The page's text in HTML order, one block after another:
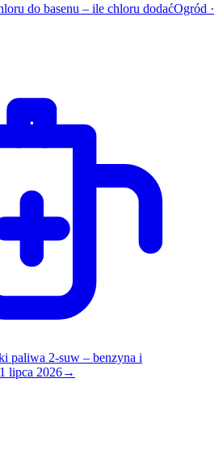
do basenu – ile chloru dodaćOgród ·
paliwa 2-suw – benzyna i
lipca 2026→